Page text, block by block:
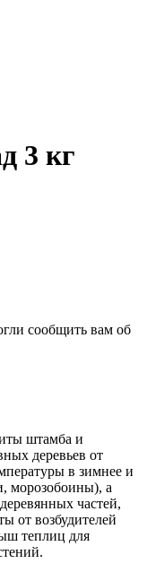
3 кг
сообщить вам об
штамба и
деревьев от
в зимнее и
морозобоины), а
частей,
от возбудителей
теплиц для